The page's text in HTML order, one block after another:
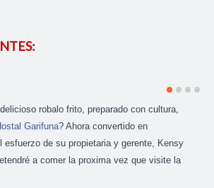
robalo frito, preparado con cultura,
Garifuna? Ahora convertido en
esfuerzo de su propietaria y gerente, Kensy
a comer la proxima vez que visite la